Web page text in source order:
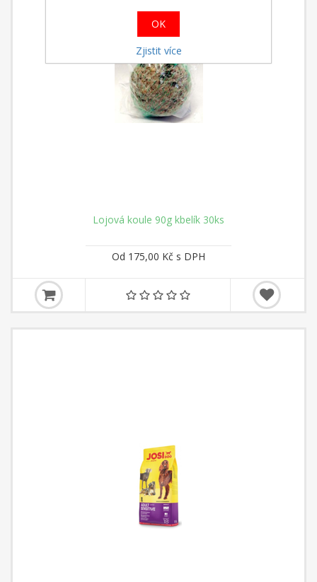
Lojová koule 90g kbelík 30ks
Od 175,00 Kč s DPH
OK
Zjistit více